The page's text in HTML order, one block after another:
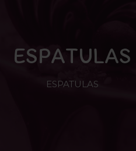
ESPATULAS
ESPATULAS